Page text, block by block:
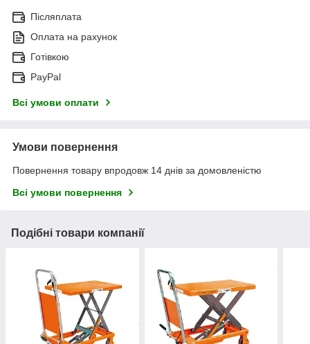
Післяплата
Оплата на рахунок
Готівкою
PayPal
Всі умови оплати
Умови повернення
Повернення товару впродовж 14 днів за домовленістю
Всі умови повернення
Подібні товари компанії